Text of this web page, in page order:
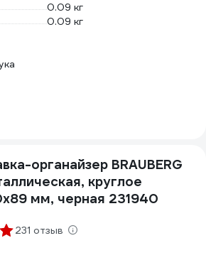
0.09 кг
0.09 кг
органайзер BRAUBERG
круглое
мм, черная 231940
231 отзыв